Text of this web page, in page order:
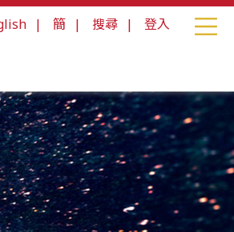
| 簡 | 搜尋 | 登入